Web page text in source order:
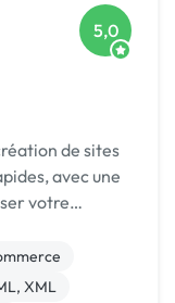
5,0
de sites
avec une
votre
XML